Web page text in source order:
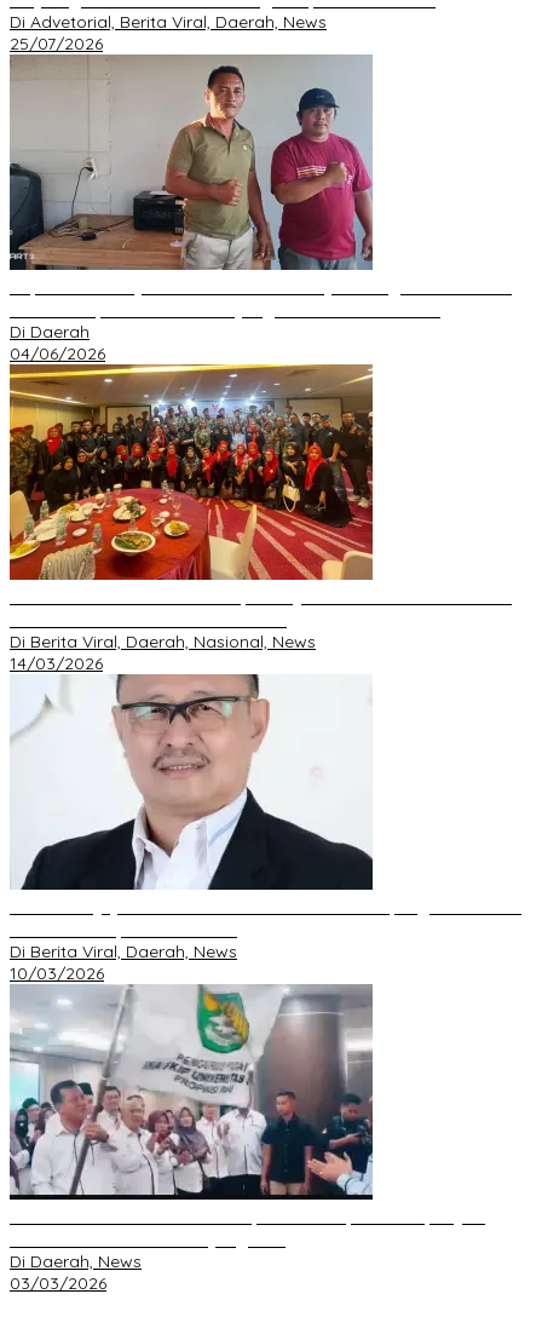
Di Advetorial, Berita Viral, Daerah, News
25/07/2026
Di Daerah
04/06/2026
Di Berita Viral, Daerah, Nasional, News
14/03/2026
Di Berita Viral, Daerah, News
10/03/2026
Di Daerah, News
03/03/2026